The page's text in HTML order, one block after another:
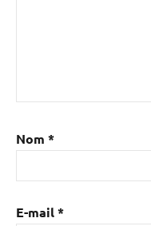
Nom *
E-mail*